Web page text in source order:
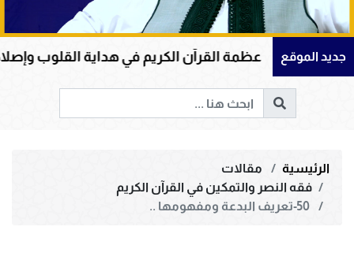
جديد الموقع
عظمة القرآن الكريم في هداية القلوب وإصلاح المجتمعات
الرئيسية
مقالات
فقه النصر والتمكين في القرآن الكريم